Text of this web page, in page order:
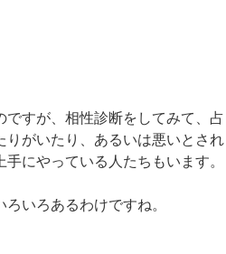
すが、相性診断をしてみて、占
りがいたり、あるいは悪いとされ
にやっている人たちもいます。
いろあるわけですね。